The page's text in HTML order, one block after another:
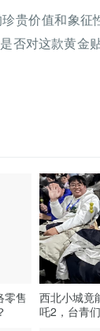
贵价值和象
否对这款黄金
零售
西北小城竟
吒2，台青